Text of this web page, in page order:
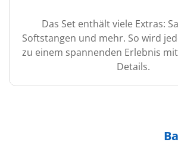
Das Set enthält viele Extras:
Softstangen und mehr. So wird
zu einem spannenden Erlebnis
Details.